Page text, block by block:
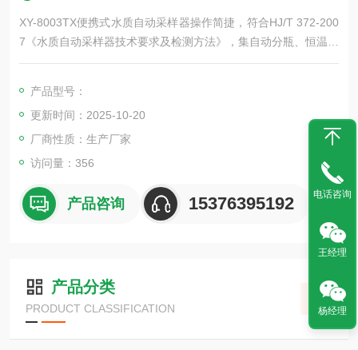
XY-8003TX便携式水质自动采样器操作简捷，符合HJ/T 372-200
7《水质自动采样器技术要求及检测方法》，集自动分瓶、恒温冷
藏冷冻、低温采样于一体，具有体积小、方便移动、操作简捷、
产品型号：
更新时间：2025-10-20
厂商性质：生产厂家
访问量：356
产品咨询 15376395192
产品分类
PRODUCT CLASSIFICATION
电话咨询
王经理
杨经理